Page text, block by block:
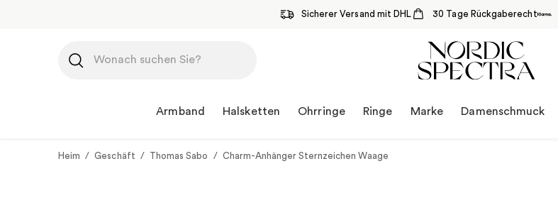
Sicherer Versand mit DHL 30 Tage Rückgaberecht
Inhalt
springen
Armband Halsketten Ohrringe Ringe Marke Damenschmuck
Heim / Geschäft / Thomas Sabo / Charm-Anhänger Sternzeichen Waage